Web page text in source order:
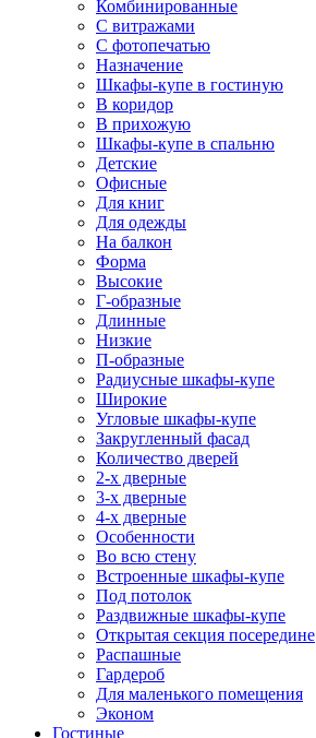
Комбинированные
С витражами
С фотопечатью
Назначение
Шкафы-купе в гостиную
В коридор
В прихожую
Шкафы-купе в спальню
Детские
Офисные
Для книг
Для одежды
На балкон
Форма
Высокие
Г-образные
Длинные
Низкие
П-образные
Радиусные шкафы-купе
Широкие
Угловые шкафы-купе
Закругленный фасад
Количество дверей
2-х дверные
3-х дверные
4-х дверные
Особенности
Во всю стену
Встроенные шкафы-купе
Под потолок
Раздвижные шкафы-купе
Открытая секция посередине
Распашные
Гардероб
Для маленького помещения
Эконом
Гостиные